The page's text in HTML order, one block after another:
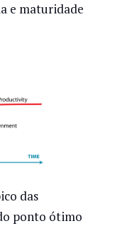
e maturidade
das
ponto ótimo